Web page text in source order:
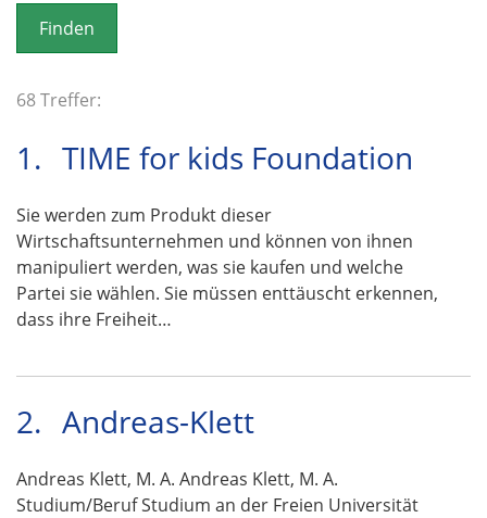
o
n
68 Treffer:
1. TIME for kids Foundation
Sie werden zum Produkt dieser
Wirtschaftsunternehmen und können von ihnen
manipuliert werden, was sie kaufen und welche
Partei sie wählen. Sie müssen enttäuscht erkennen,
dass ihre Freiheit…
2. Andreas-Klett
Andreas Klett, M. A. Andreas Klett, M. A.
Studium/Beruf Studium an der Freien Universität